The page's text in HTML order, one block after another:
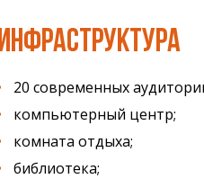
20 современных
компьютерный центр;
комната отдыха;
библиотека;